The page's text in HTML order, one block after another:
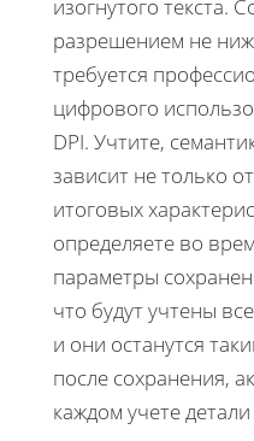
изогнутого текста.
разрешением не
требуется
цифрового
DPI. Учтите,
зависит не только
итоговых
определяете во
параметры
что будут учтены
и они останутся
после сохранения,
каждом учете